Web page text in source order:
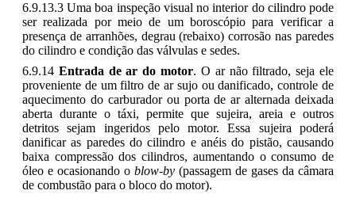
6.9.13.3 Uma boa inspeção visual no interior do cilindro pode
ser realizada por meio de um boroscópio para verificar a
presença de arranhões, degrau (rebaixo) corrosão nas paredes
do cilindro e condição das válvulas e sedes.
6.9.14 Entrada de ar do motor. O ar não filtrado, seja ele
proveniente de um filtro de ar sujo ou danificado, controle de
aquecimento do carburador ou porta de ar alternada deixada
aberta durante o táxi, permite que sujeira, areia e outros
detritos sejam ingeridos pelo motor. Essa sujeira poderá
danificar as paredes do cilindro e anéis do pistão, causando
baixa compressão dos cilindros, aumentando o consumo de
óleo e ocasionando o blow-by (passagem de gases da câmara
de combustão para o bloco do motor).